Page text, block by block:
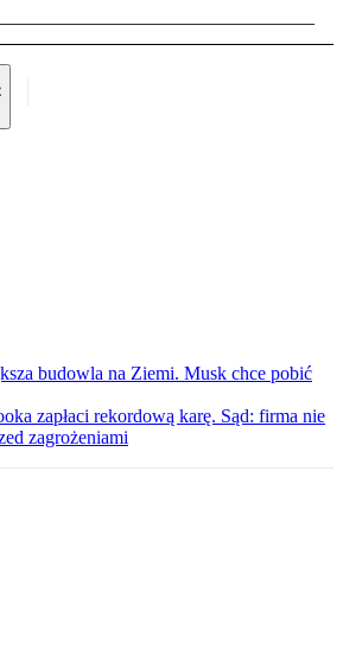
budowla na Ziemi. Musk chce pobić
zapłaci rekordową karę. Sąd: firma nie
zagrożeniami